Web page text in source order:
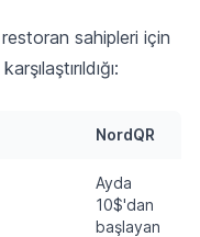
sahipleri için
NordQR
Ayda
10$'dan
başlayan